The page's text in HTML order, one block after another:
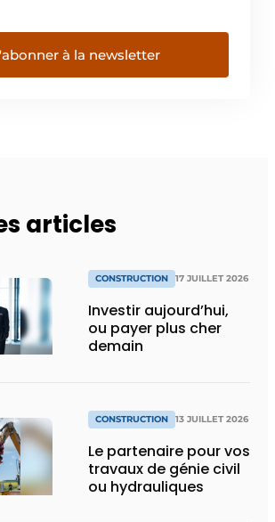
à la newsletter
articles
CONSTRUCTION 17 JUILLET 2026
Investir aujourd’hui,
ou payer plus cher
demain
CONSTRUCTION 13 JUILLET 2026
Le partenaire pour vos
travaux de génie civil
ou hydrauliques